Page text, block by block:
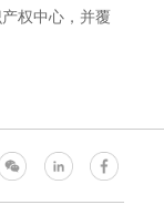
权中心，并覆